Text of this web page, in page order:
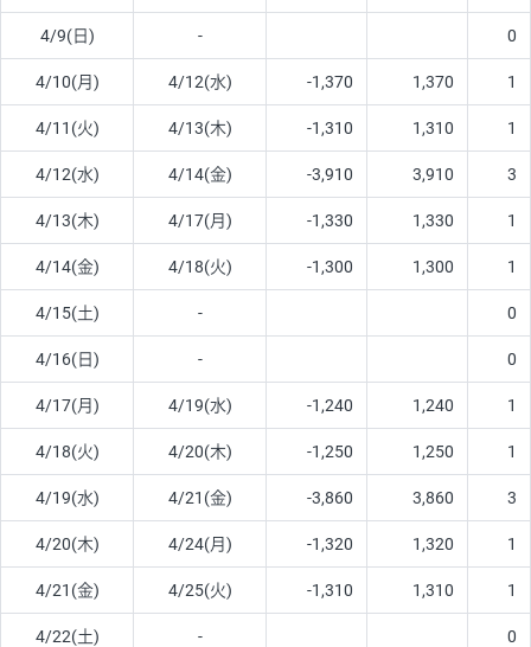
4/9(日) - 0
4/10(月) 4/12(水) -1,370 1,370 1
4/11(火) 4/13(木) -1,310 1,310 1
4/12(水) 4/14(金) -3,910 3,910 3
4/13(木) 4/17(月) -1,330 1,330 1
4/14(金) 4/18(火) -1,300 1,300 1
4/15(土) - 0
4/16(日) - 0
4/17(月) 4/19(水) -1,240 1,240 1
4/18(火) 4/20(木) -1,250 1,250 1
4/19(水) 4/21(金) -3,860 3,860 3
4/20(木) 4/24(月) -1,320 1,320 1
4/21(金) 4/25(火) -1,310 1,310 1
4/22(土) - 0